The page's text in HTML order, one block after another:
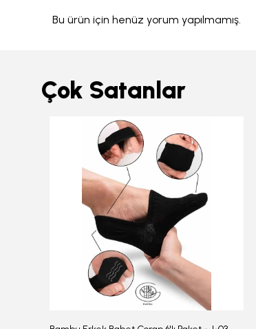
Bu ürün için henüz yorum yapılmamış.
Çok Satanlar